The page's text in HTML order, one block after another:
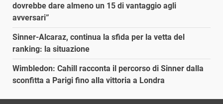
dovrebbe dare almeno un 15 di vantaggio agli
avversari”
Sinner-Alcaraz, continua la sfida per la vetta del
ranking: la situazione
Wimbledon: Cahill racconta il percorso di Sinner dalla
sconfitta a Parigi fino alla vittoria a Londra